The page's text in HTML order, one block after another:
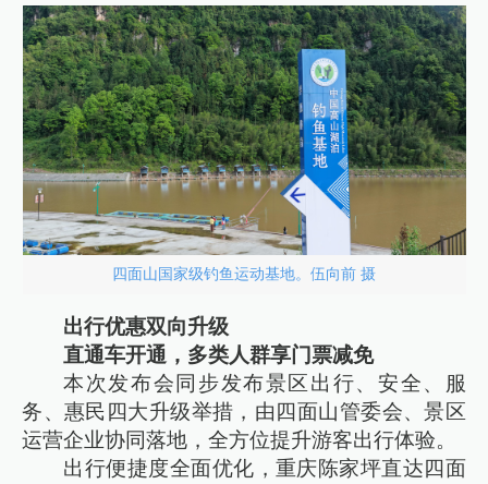
四面山国家级钓鱼运动基地。伍向前 摄
出行优惠双向升级
直通车开通，多类人群享门票减免
本次发布会同步发布景区出行、安全、服
务、惠民四大升级举措，由四面山管委会、景区
运营企业协同落地，全方位提升游客出行体验。
出行便捷度全面优化，重庆陈家坪直达四面